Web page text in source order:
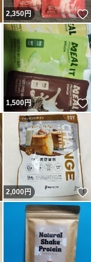
いいね！
2,350円
いいね！
1,500円
いいね！
2,000円